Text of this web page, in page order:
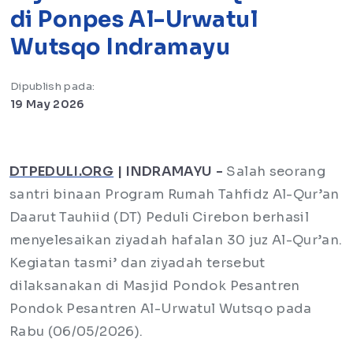
di Ponpes Al-Urwatul
Wutsqo Indramayu
Dipublish pada:
19 May 2026
DTPEDULI.ORG | INDRAMAYU - Salah seorang
santri binaan Program Rumah Tahfidz Al-Qur’an
Daarut Tauhiid (DT) Peduli Cirebon berhasil
menyelesaikan ziyadah hafalan 30 juz Al-Qur’an.
Kegiatan tasmi’ dan ziyadah tersebut
dilaksanakan di Masjid Pondok Pesantren
Pondok Pesantren Al-Urwatul Wutsqo pada
Rabu (06/05/2026).